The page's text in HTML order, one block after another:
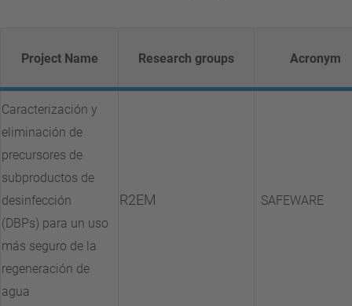
Project Name Research groups Acronym
Caracterización y
eliminación de
precursores de
subproductos de
desinfección
(DBPs) para un uso
más seguro de la
regeneración de
agua
R2EM SAFEWARE